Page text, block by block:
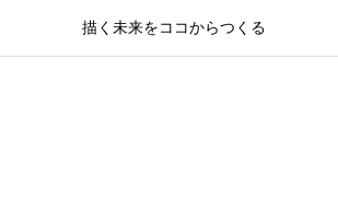
描く未来をココからつくる